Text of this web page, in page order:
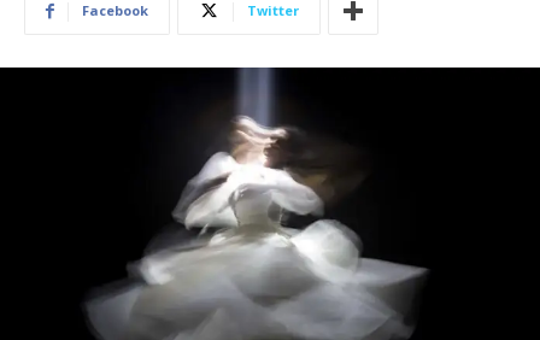
Facebook Twitter